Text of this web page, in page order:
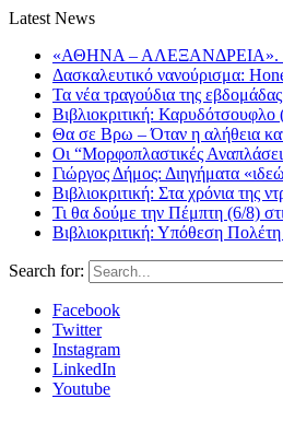
Latest News
«ΑΘΗΝΑ – ΑΛΕΞΑΝΔΡΕΙΑ».
Δασκαλευτικό νανούρισμα:
Τα νέα τραγούδια της εβδομάδας
Βιβλιοκριτική:
Θα σε Βρω – Όταν η αλήθεια
Οι “Μορφοπλαστικές
Γιώργος Δήμος: Διηγήματα
Βιβλιοκριτική: Στα χρόνια της
Τι θα δούμε την Πέμπτη (6/8)
Βιβλιοκριτική: Υπόθεση
Search for:
Facebook
Twitter
Instagram
LinkedIn
Youtube